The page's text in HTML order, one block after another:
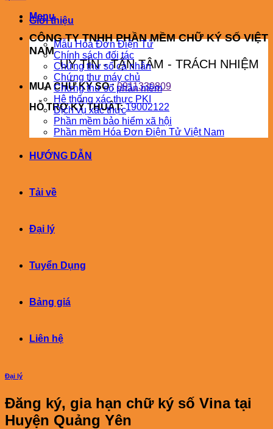
Menu
CÔNG TY TNHH PHẦN MỀM CHỮ KÝ SỐ VIỆT
NAM
UY TÍN - TẬN TÂM - TRÁCH NHIỆM
MUA CHỮ KÝ SỐ : 0911330809
HỖ TRỢ KỸ THUÂT:19002122
Giới thiệu
Mẫu Hóa Đơn Điện Tử
Chính sách đối tác
Chứng thư số cá nhân
Chứng thư máy chủ
Chứng thư số phần mềm
Hệ thống xác thực PKI
Dịch vụ xác thực
Phần mềm bảo hiểm xã hội
Phần mềm Hóa Đơn Điện Tử Việt Nam
HƯỚNG DẪN
Tải về
Đại lý
Tuyển Dụng
Bảng giá
Liên hệ
Đại lý
Đăng ký, gia hạn chữ ký số Vina tại
Huyện Quảng Yên